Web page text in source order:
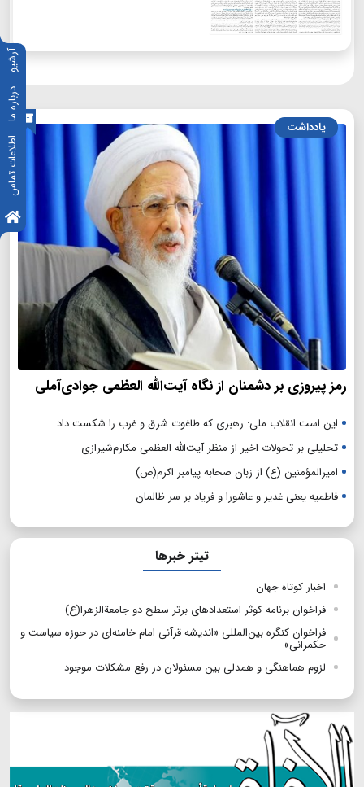
آرشیو
درباره ما
اطلاعات تماس
یادداشت
رمز پیروزی بر دشمنان از نگاه آیت‌الله العظمی جوادی‌آملی
این است انقلاب ملی: رهبری که طاغوت شرق و غرب را شکست داد
تحلیلی بر تحولات اخیر از منظر آیت‌الله العظمی مکارم‌شیرازی
امیرالمؤمنین (ع) از زبان صحابه پیامبر اکرم(ص)
فاطمیه یعنی غدیر و عاشورا و فریاد بر سر ظالمان
تیتر خبرها
اخبار کوتاه جهان
فراخوان برنامه کوثر استعدادهای برتر سطح دو جامعةالزهرا(ع)
فراخوان کنگره بین‌المللی «اندیشه قرآنی امام خامنه‌ای در حوزه سیاست و
حکمرانی»
لزوم هماهنگی و همدلی بین مسئولان در رفع مشکلات موجود